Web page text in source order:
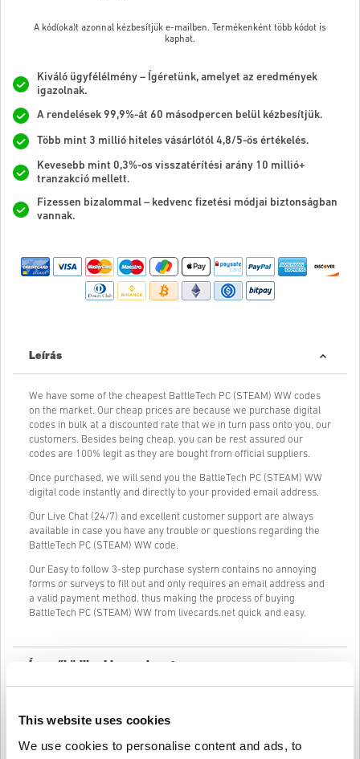
This website uses cookies
We use cookies to personalise content and ads, to
A kód(oka)t azonnal kézbesítjük e-mailben. Termékenként több kódot is
kaphat.
Kiváló ügyfélélmény – Ígéretünk, amelyet az eredmények
igazolnak.
A rendelések 99,9%-át 60 másodpercen belül kézbesítjük.
Több mint 3 millió hiteles vásárlótól 4,8/5-ös értékelés.
Kevesebb mint 0,3%-os visszatérítési arány 10 millió+
tranzakció mellett.
Fizessen bizalommal – kedvenc fizetési módjai biztonságban
vannak.
Leírás
We have some of the cheapest BattleTech PC (STEAM) WW codes
on the market. Our cheap prices are because we purchase digital
codes in bulk at a discounted rate that we in turn pass onto you, our
customers. Besides being cheap, you can be rest assured our
codes are 100% legit as they are bought from official suppliers.
Once purchased, we will send you the BattleTech PC (STEAM) WW
digital code instantly and directly to your provided email address.
Our Live Chat (24/7) and excellent customer support are always
available in case you have any trouble or questions regarding the
BattleTech PC (STEAM) WW code.
Our Easy to follow 3-step purchase system contains no annoying
forms or surveys to fill out and only requires an email address and
a valid payment method, thus making the process of buying
BattleTech PC (STEAM) WW from livecards.net quick and easy.
Így működik a Livecards.neten
egyszerű:
Az előrendelhetőtermékeket a megjelölt megjelenési
dátum előtt vagy a megadott időpontban szállítjuk ki, míg a